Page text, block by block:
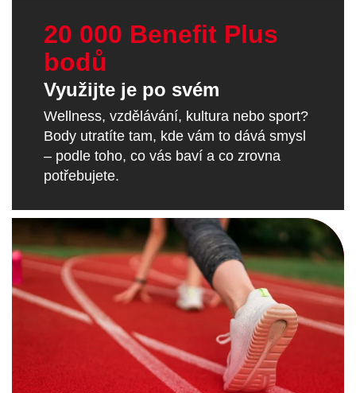
20 000 Benefit Plus
bodů
Využijte je po svém
Wellness, vzdělávání, kultura nebo sport?
Body utratíte tam, kde vám to dává smysl
– podle toho, co vás baví a co zrovna
potřebujete.